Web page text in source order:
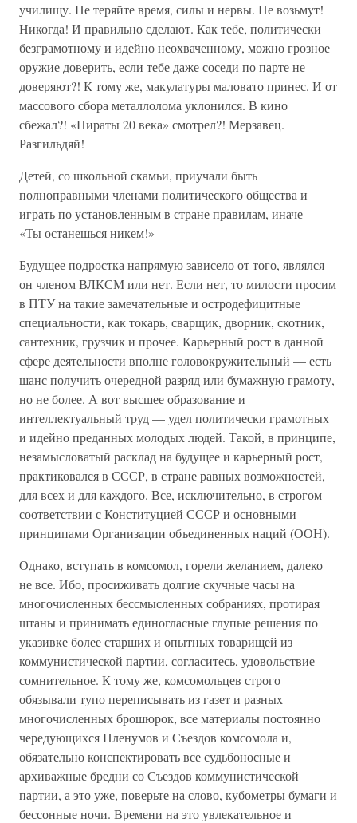
училищу. Не теряйте время, силы и нервы. Не возьмут!
Никогда! И правильно сделают. Как тебе, политически
безграмотному и идейно неохваченному, можно грозное
оружие доверить, если тебе даже соседи по парте не
доверяют?! К тому же, макулатуры маловато принес. И от
массового сбора металлолома уклонился. В кино
сбежал?! «Пираты 20 века» смотрел?! Мерзавец.
Разгильдяй!
Детей, со школьной скамьи, приучали быть
полноправными членами политического общества и
играть по установленным в стране правилам, иначе —
«Ты останешься никем!»
Будущее подростка напрямую зависело от того, являлся
он членом ВЛКСМ или нет. Если нет, то милости просим
в ПТУ на такие замечательные и остродефицитные
специальности, как токарь, сварщик, дворник, скотник,
сантехник, грузчик и прочее. Карьерный рост в данной
сфере деятельности вполне головокружительный — есть
шанс получить очередной разряд или бумажную грамоту,
но не более. А вот высшее образование и
интеллектуальный труд — удел политически грамотных
и идейно преданных молодых людей. Такой, в принципе,
незамысловатый расклад на будущее и карьерный рост,
практиковался в СССР, в стране равных возможностей,
для всех и для каждого. Все, исключительно, в строгом
соответствии с Конституцией СССР и основными
принципами Организации объединенных наций (ООН).
Однако, вступать в комсомол, горели желанием, далеко
не все. Ибо, просиживать долгие скучные часы на
многочисленных бессмысленных собраниях, протирая
штаны и принимать единогласные глупые решения по
указивке более старших и опытных товарищей из
коммунистической партии, согласитесь, удовольствие
сомнительное. К тому же, комсомольцев строго
обязывали тупо переписывать из газет и разных
многочисленных брошюрок, все материалы постоянно
чередующихся Пленумов и Съездов комсомола и,
обязательно конспектировать все судьбоносные и
архиважные бредни со Съездов коммунистической
партии, а это уже, поверьте на слово, кубометры бумаги и
бессонные ночи. Времени на это увлекательное и